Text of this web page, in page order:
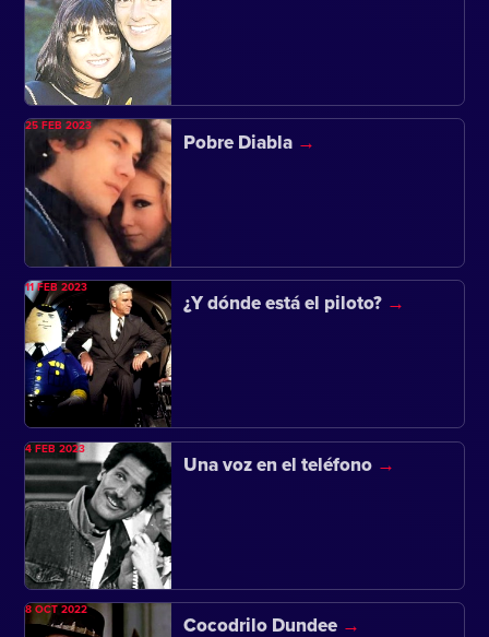
Pobre Diabla
25 FEB 2023
¿Y dónde está el piloto?
11 FEB 2023
Una voz en el teléfono
4 FEB 2023
Cocodrilo Dundee
8 OCT 2022